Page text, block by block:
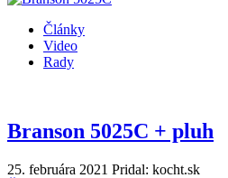
Články
Video
Rady
Branson 5025C + pluh
25. februára 2021 Pridal: kocht.sk